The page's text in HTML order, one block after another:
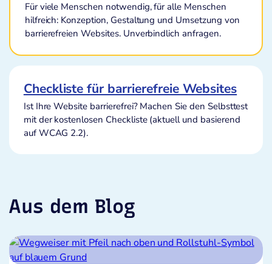
Für viele Menschen notwendig, für alle Menschen
hilfreich: Konzeption, Gestaltung und Umsetzung von
barrierefreien Websites. Unverbindlich anfragen.
Checkliste für barrierefreie Websites
Ist Ihre Website barrierefrei? Machen Sie den Selbsttest
mit der kostenlosen Checkliste (aktuell und basierend
auf WCAG 2.2).
Aus dem Blog